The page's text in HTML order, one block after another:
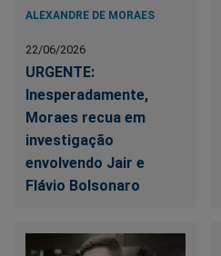
ALEXANDRE DE MORAES
22/06/2026
URGENTE:
Inesperadamente,
Moraes recua em
investigação
envolvendo Jair e
Flávio Bolsonaro